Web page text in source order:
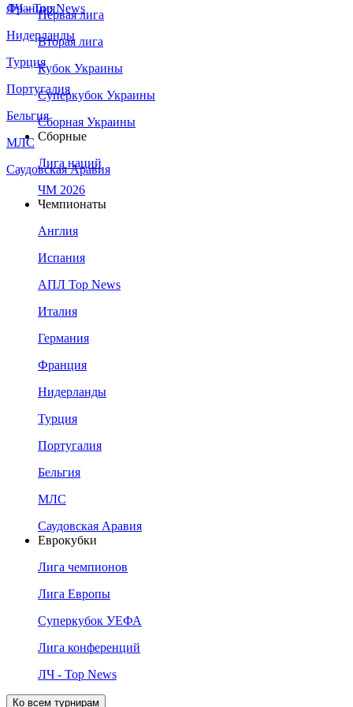
Франция
Нидерланды
Турция
Португалия
Бельгия
МЛС
Саудовская Аравия
ЛЧ - Top News
Первая лига
Вторая лига
Кубок Украины
Суперкубок Украины
Сборная Украины
Сборные
Лига наций
ЧМ 2026
Чемпионаты
Англия
Испания
АПЛ Top News
Италия
Германия
Франция
Нидерланды
Турция
Португалия
Бельгия
МЛС
Саудовская Аравия
Еврокубки
Лига чемпионов
Лига Европы
Суперкубок УЕФА
Лига конференций
ЛЧ - Top News
Ко всем турнирам